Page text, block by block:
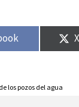
los pozos del agua